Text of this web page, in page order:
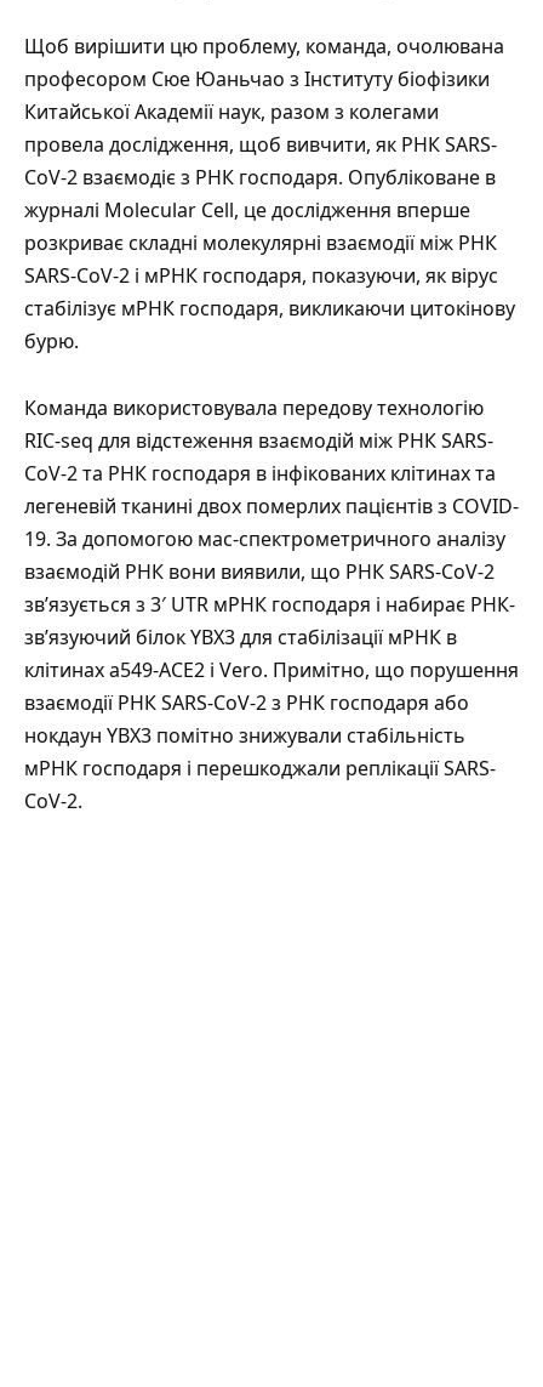
Щоб вирішити цю проблему, команда, очолювана
професором Сюе Юаньчао з Інституту біофізики
Китайської Академії наук, разом з колегами
провела дослідження, щоб вивчити, як РНК SARS-
CoV-2 взаємодіє з РНК господаря. Опубліковане в
журналі Molecular Cell, це дослідження вперше
розкриває складні молекулярні взаємодії між РНК
SARS-CoV-2 і мРНК господаря, показуючи, як вірус
стабілізує мРНК господаря, викликаючи цитокінову
бурю.
Команда використовувала передову технологію
RIC-seq для відстеження взаємодій між РНК SARS-
CoV-2 та РНК господаря в інфікованих клітинах та
легеневій тканині двох померлих пацієнтів з COVID-
19. За допомогою мас-спектрометричного аналізу
взаємодій РНК вони виявили, що РНК SARS-CoV-2
зв’язується з 3′ UTR мРНК господаря і набирає РНК-
зв’язуючий білокYBX3для стабілізації мРНК в
клітинах a549-ACE2 і Vero. Примітно, що порушення
взаємодії РНК SARS-CoV-2 з РНК господаря або
нокдаун YBX3 помітно знижували стабільність
мРНК господаря і перешкоджали реплікації SARS-
CoV-2.